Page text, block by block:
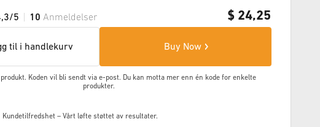
$ 24,25
5 10 Anmeldelser
til i handlekurv Buy Now
Koden vil bli sendt via e-post. Du kan motta mer enn én kode for enkelte
produkter.
Kundetilfredshet – Vårt løfte støttet av resultater.